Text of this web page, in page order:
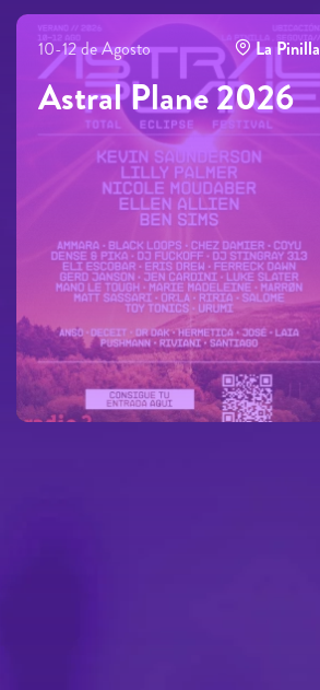
10-12 de Agosto La Pinilla
Astral Plane 2026